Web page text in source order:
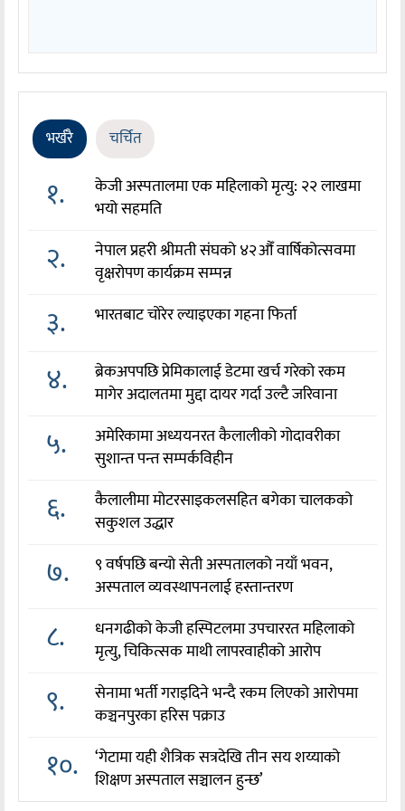
भर्खरै चर्चित
१.
केजी अस्पतालमा एक महिलाको मृत्यु: २२ लाखमा
भयो सहमति
२.
नेपाल प्रहरी श्रीमती संघको ४२औँ वार्षिकोत्सवमा
वृक्षरोपण कार्यक्रम सम्पन्न
३. भारतबाट चोरेर ल्याइएका गहना फिर्ता
४.
ब्रेकअपपछि प्रेमिकालाई डेटमा खर्च गरेको रकम
मागेर अदालतमा मुद्दा दायर गर्दा उल्टै जरिवाना
५.
अमेरिकामा अध्ययनरत कैलालीको गोदावरीका
सुशान्त पन्त सम्पर्कविहीन
६.
कैलालीमा मोटरसाइकलसहित बगेका चालकको
सकुशल उद्धार
७.
९ वर्षपछि बन्यो सेती अस्पतालको नयाँ भवन,
अस्पताल व्यवस्थापनलाई हस्तान्तरण
८.
धनगढीको केजी हस्पिटलमा उपचाररत महिलाको
मृत्यु, चिकित्सक माथी लापरवाहीको आरोप
९.
सेनामा भर्ती गराइदिने भन्दै रकम लिएको आरोपमा
कञ्चनपुरका हरिस पक्राउ
१०.
‘गेटामा यही शैत्रिक सत्रदेखि तीन सय शय्याको
शिक्षण अस्पताल सञ्चालन हुन्छ’